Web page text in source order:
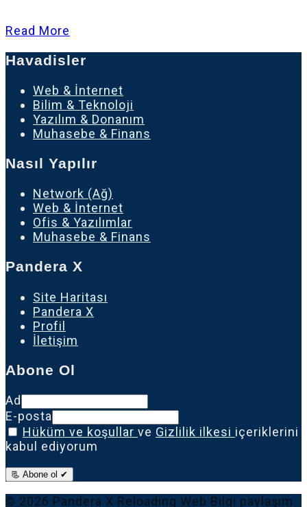
Read More
Havadisler
Web & İnternet
Bilim & Teknoloji
Yazılım & Donanım
Muhasebe & Finans
Nasıl Yapılır
Network (Ağ)
Web & İnternet
Ofis & Yazılımlar
Muhasebe & Finans
Pandera X
Site Haritası
Pandera X
Profil
İletişim
Abone Ol
Ad
E-posta
Hüküm ve koşullar ve Gizlilik ilkesi içeriklerini
kabul ediyorum
📃 Abone ol ✔
© 2026 Pandera X Reloading Web Bilgi paylaşım